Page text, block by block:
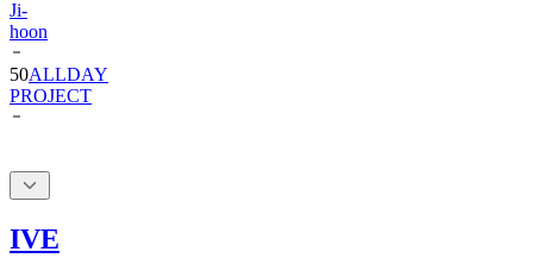
50ALLDAY
PROJECT
IVE